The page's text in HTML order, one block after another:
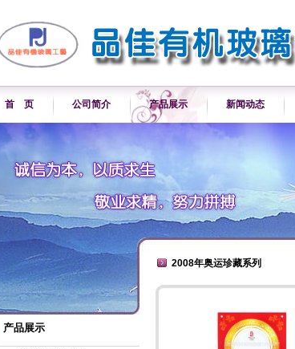
首 页 公司简介 产品展示 新闻动态
产品展示
2008年奥运珍藏系列